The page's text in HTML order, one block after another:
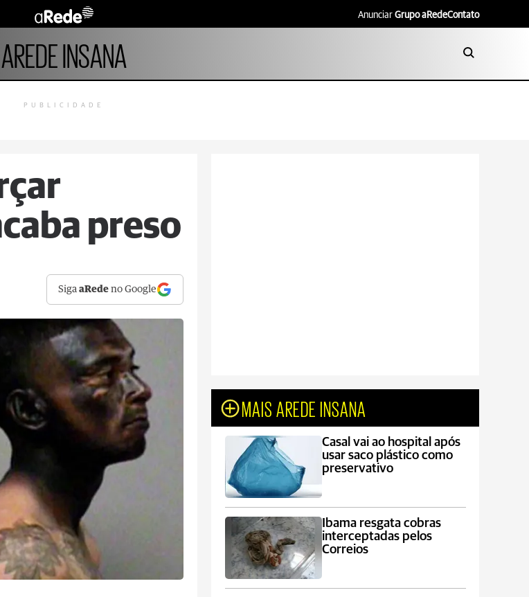
Anunciar Grupo aRedeContato
AREDE INSANA
PUBLICIDADE
preso
SigaaRede no Google
MAIS AREDE INSANA
Casal vai ao hospital após
usar saco plástico como
preservativo
Ibama resgata cobras
interceptadas pelos
Correios